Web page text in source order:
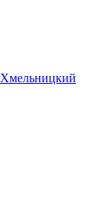
Хмельницкий